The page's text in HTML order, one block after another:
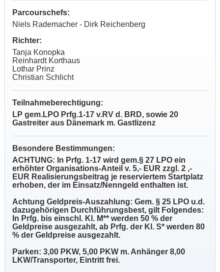
Parcourschefs:
Niels Rademacher - Dirk Reichenberg
Richter:
Tanja Konopka
Reinhardt Korthaus
Lothar Prinz
Christian Schlicht
Teilnahmeberechtigung:
LP gem.LPO Prfg.1-17 v.RV d. BRD, sowie 20
Gastreiter aus Dänemark m. Gastlizenz
Besondere Bestimmungen:
ACHTUNG: In Prfg. 1-17 wird gem.§ 27 LPO ein
erhöhter Organisations-Anteil v. 5,- EUR zzgl. 2 ,-
EUR Realisierungsbeitrag je reserviertem Startplatz
erhoben, der im Einsatz/Nenngeld enthalten ist.
Achtung Geldpreis-Auszahlung: Gem. § 25 LPO u.d.
dazugehörigen Durchführungsbest, gilt Folgendes:
In Prfg. bis einschl. Kl. M** werden 50 % der
Geldpreise ausgezahlt, ab Prfg. der Kl. S* werden 80
% der Geldpreise ausgezahlt.
Parken: 3,00 PKW, 5,00 PKW m. Anhänger 8,00
LKW/Transporter, Eintritt frei.